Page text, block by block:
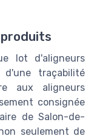
lot d'aligneurs
traçabilité
aux aligneurs
consignée
de Salon-de-
seulement de